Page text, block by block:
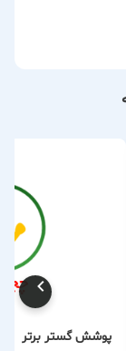
و کشورهای
پوشش گستر برتر